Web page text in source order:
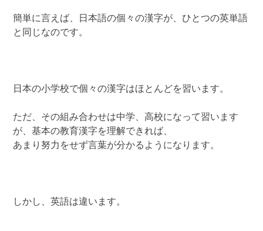
簡単に言えば、日本語の個々の漢字が、ひとつの英単語
と同じなのです。
日本の小学校で個々の漢字はほとんどを習います。
ただ、その組み合わせは中学、高校になって習います
が、基本の教育漢字を理解できれば、
あまり努力をせず言葉が分かるようになります。
しかし、英語は違います。